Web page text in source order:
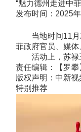
“魅力德州走进中
发布时间：2025
当地时间11月26
菲政府官员、媒体
活动上，苏禄王
责任编辑：【罗攀
版权声明：中新
特别推荐